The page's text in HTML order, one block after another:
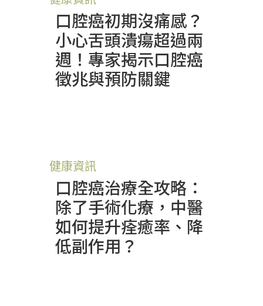
口腔癌初期沒痛感？
小心舌頭潰瘍超過兩
週！專家揭示口腔癌
徵兆與預防關鍵
健康資訊
口腔癌治療全攻略：
除了手術化療，中醫
如何提升痊癒率、降
低副作用？